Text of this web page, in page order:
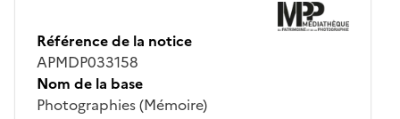
Référence de la notice
APMDP033158
Nom de la base
Photographies (Mémoire)